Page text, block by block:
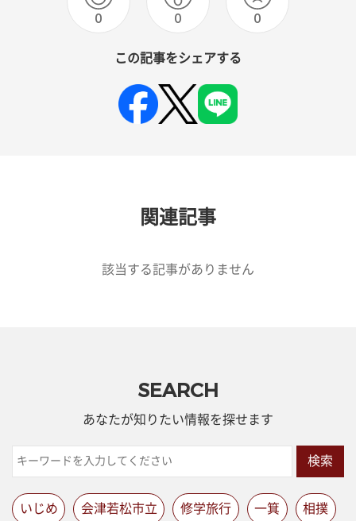
0 0 0
この記事をシェアする
関連記事
該当する記事がありません
SEARCH
あなたが知りたい情報を探せます
検索
いじめ 会津若松市立 修学旅行 一箕 相撲